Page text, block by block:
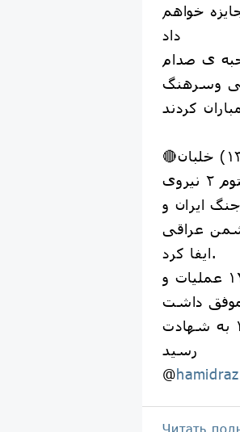
خواهم
داد
ی صدام
وسرهنگ
کردند
🔴عباس دوران (۲۰ مهر ۱۳۲۹ –۱۳۶۱) خلبان
جنگندهٔ مک‌دانل داگلاس اف-۴ فانتوم ۲ نیروی
ایران و
عراقی
ایفا کرد.
دوران در دو سال اول جنگ بیش از ۱۲۰ عملیات و
موفق داشت
و در عملیات بغداد روز ۳۰ تیر ۱۳۶۱ به شهادت
رسید
@hamidraz
Читать